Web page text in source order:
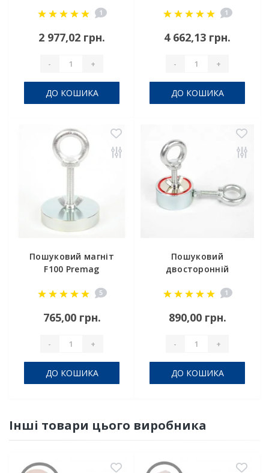
Premag
1
2 977,02 грн.
- +
ДО КОШИКА
1
4 662,13 грн.
- +
ДО КОШИКА
Пошуковий магніт
F100 Premag
5
765,00 грн.
- +
ДО КОШИКА
Пошуковий
двосторонній
Premag
1
890,00 грн.
- +
ДО КОШИКА
Інші товари цього виробника